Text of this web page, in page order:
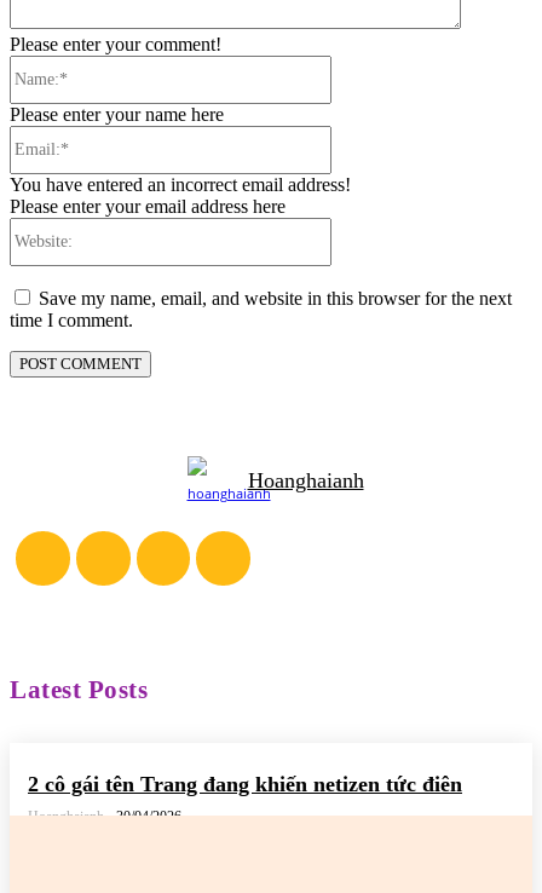
Please enter your comment!
Please enter your name here
You have entered an incorrect email address!
Please enter your email address here
Save my name, email, and website in this browser for the next
time I comment.
Hoanghaianh
Latest Posts
2 cô gái tên Trang đang khiến netizen tức điên
Hoanghaianh - 30/04/2026